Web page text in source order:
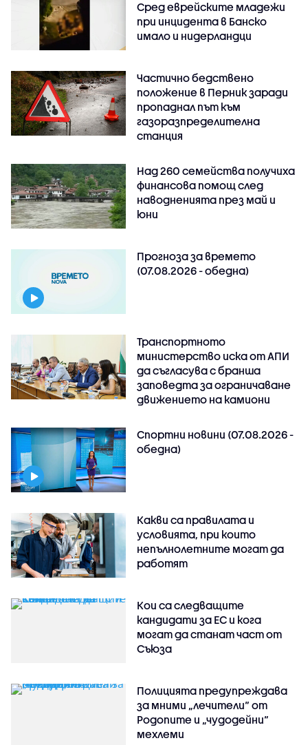
Сред еврейските младежи
при инцидента в Банско
имало и нидерландци
Частично бедствено
положение в Перник заради
пропаднал път към
газоразпределителна
станция
Над 260 семейства получиха
финансова помощ след
наводненията през май и
юни
Прогноза за времето
(07.08.2026 - обедна)
Транспортното
министерство иска от АПИ
да съгласува с бранша
заповедта за ограничаване
движението на камиони
Спортни новини (07.08.2026 -
обедна)
Какви са правилата и
условията, при които
непълнолетните могат да
работят
Кои са следващите
кандидати за ЕС и кога
могат да станат част от
Съюза
Полицията предупреждава
за мними „лечители“ от
Родопите и „чудодейни“
мехлеми